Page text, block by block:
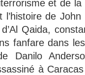
et de
de
Qaida,
fanfare dans
Danilo
à